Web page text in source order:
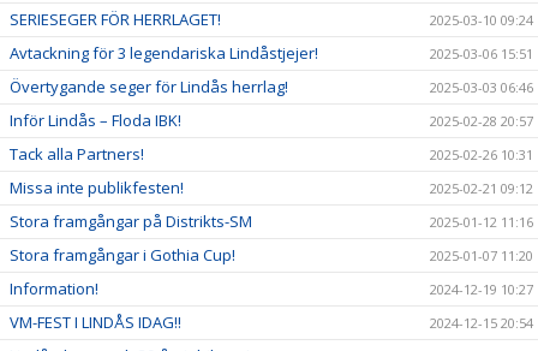
SERIESEGER FÖR HERRLAGET! 2025-03-10 09:24
Avtackning för 3 legendariska Lindåstjejer! 2025-03-06 15:51
Övertygande seger för Lindås herrlag! 2025-03-03 06:46
Inför Lindås – Floda IBK! 2025-02-28 20:57
Tack alla Partners! 2025-02-26 10:31
Missa inte publikfesten! 2025-02-21 09:12
Stora framgångar på Distrikts-SM 2025-01-12 11:16
Stora framgångar i Gothia Cup! 2025-01-07 11:20
Information! 2024-12-19 10:27
VM-FEST I LINDÅS IDAG!! 2024-12-15 20:54